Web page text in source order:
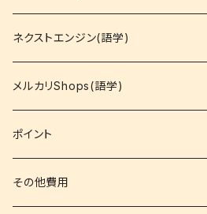
資格
コミック
文庫
その他書籍
ネクストエンジン(語学)
メルカリShops(語学)
ポイント
その他費用